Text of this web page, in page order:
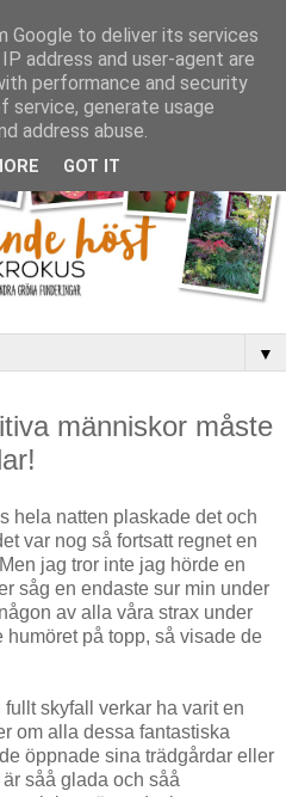
▼
människor måste
hela natten plaskade det och
var nog så fortsatt regnet en
jag tror inte jag hörde en
såg en endaste sur min under
av alla våra strax under
på topp, så visade de
skyfall verkar ha varit en
om alla dessa fantastiska
öppnade sina trädgårdar eller
såå glada och såå
Google to deliver its services
address and user-agent are
performance and security
service, generate usage
address abuse.
GOT IT